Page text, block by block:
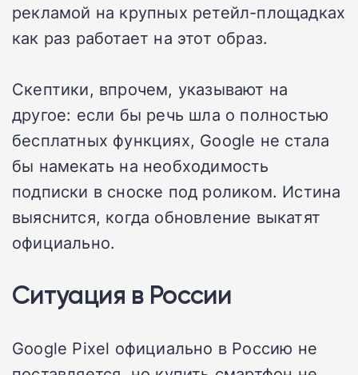
рекламой на крупных ретейл-площадках
как раз работает на этот образ.
Скептики, впрочем, указывают на
другое: если бы речь шла о полностью
бесплатных функциях, Google не стала
бы намекать на необходимость
подписки в сноске под роликом. Истина
выяснится, когда обновление выкатят
официально.
Ситуация в России
Google Pixel официально в Россию не